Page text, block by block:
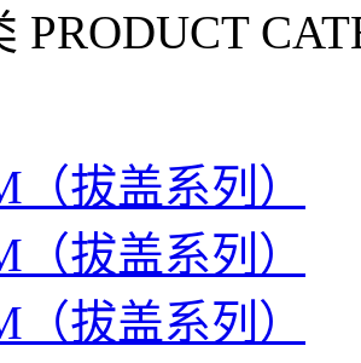
PRODUCT
（拔盖系列）
（拔盖系列）
（拔盖系列）